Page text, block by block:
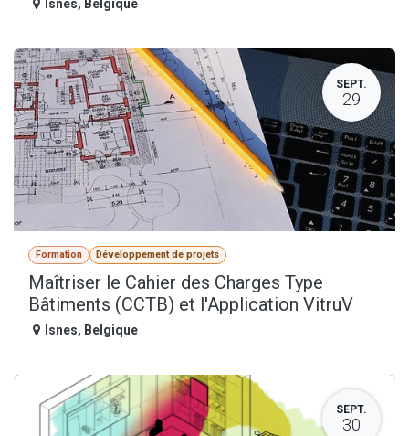
Isnes, Belgique
SEPT.
29
Formation Développement de projets
Maîtriser le Cahier des Charges Type
Bâtiments (CCTB) et l'Application VitruV
Isnes, Belgique
SEPT.
30